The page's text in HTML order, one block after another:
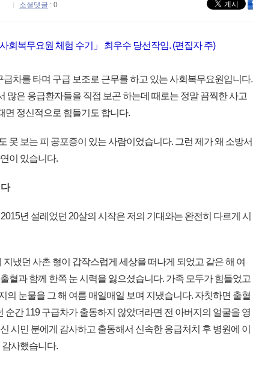
소셜댓글 : 0
회복무요원 체험 수기」 최우수 당선작임. (편집자 주)
차를 타며 구급 보조로 근무를 하고 있는 사회복무요원입니다.
많은 응급환자들을 직접 보곤 하는데 때로는 정말 끔찍한 사고
면 정신적으로 힘들기도 합니다.
못 보는 피 공포증이 있는 사람이었습니다. 그런 제가 왜 소방서
이 있습니다.
년 설레었던 20살의 시작은 저의 기대와는 완전히 다르게 시
냈던 사촌 형이 갑작스럽게 세상을 떠나게 되었고 같은 해 여
혈과 함께 한쪽 눈 시력을 잃으셨습니다. 가족 모두가 힘들었고
의 눈물을 그 해 여름 매일매일 보며 지냈습니다. 자칫하면 출혈
간 119 구급차가 출동하지 않았더라면 전 아버지의 얼굴을 영
시민 분에게 감사하고 출동해서 신속한 응급처치 후 병원에 이
사했습니다.